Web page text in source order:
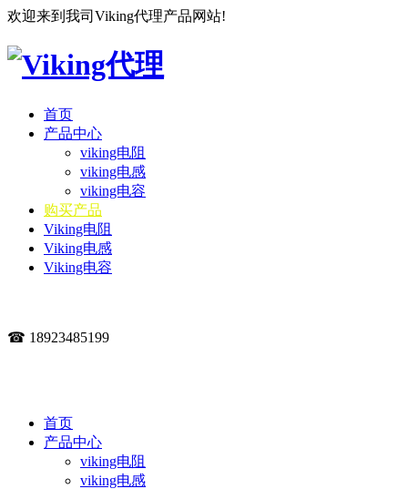
欢迎来到我司Viking代理产品网站!
首页
产品中心
viking电阻
viking电感
viking电容
购买产品
Viking电阻
Viking电感
Viking电容
☎ 18923485199
首页
产品中心
viking电阻
viking电感